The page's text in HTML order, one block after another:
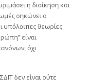
η διοίκηση και
σηκώνει ο
υπόλοιπες θεωρίες
είναι
όχι
δεν είναι ούτε